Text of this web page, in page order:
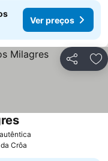
Ver preços
Partilhar
Ver preços
Crôa